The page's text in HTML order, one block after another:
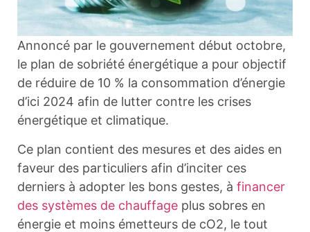
Annoncé par le gouvernement début octobre,
le plan de sobriété énergétique a pour objectif
de réduire de 10 % la consommation d’énergie
d’ici 2024 afin de lutter contre les crises
énergétique et climatique.
Ce plan contient des mesures et des aides en
faveur des particuliers afin d’inciter ces
derniers à adopter les bons gestes, à financer
des systèmes de chauffage plus sobres en
énergie et moins émetteurs de cO2, le tout